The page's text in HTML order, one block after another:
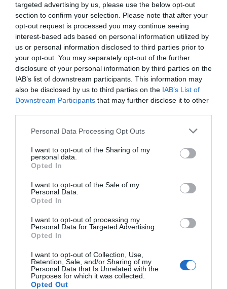
targeted advertising by us, please use the below opt-out
section to confirm your selection. Please note that after your
opt-out request is processed you may continue seeing
interest-based ads based on personal information utilized by
us or personal information disclosed to third parties prior to
your opt-out. You may separately opt-out of the further
disclosure of your personal information by third parties on the
IAB’s list of downstream participants. This information may
also be disclosed by us to third parties on the IAB’s List of
Downstream Participants that may further disclose it to other
Personal Data Processing Opt Outs
I want to opt-out of the Sharing of my
personal data.
Opted In
I want to opt-out of the Sale of my
Personal Data.
Opted In
I want to opt-out of processing my
Personal Data for Targeted Advertising.
Opted In
I want to opt-out of Collection, Use,
Retention, Sale, and/or Sharing of my
Personal Data that Is Unrelated with the
Purposes for which it was collected.
Opted Out